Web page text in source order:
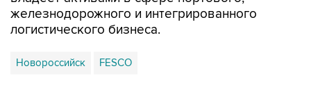
железнодорожного и интегрированного
логистического бизнеса.
Новороссийск FESCO